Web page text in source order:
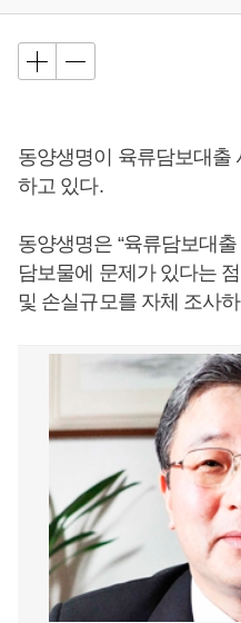
동양생명이 육류담보대출
하고 있다.
동양생명은 “육류담보대
담보물에 문제가 있다는
및 손실규모를 자체 조사